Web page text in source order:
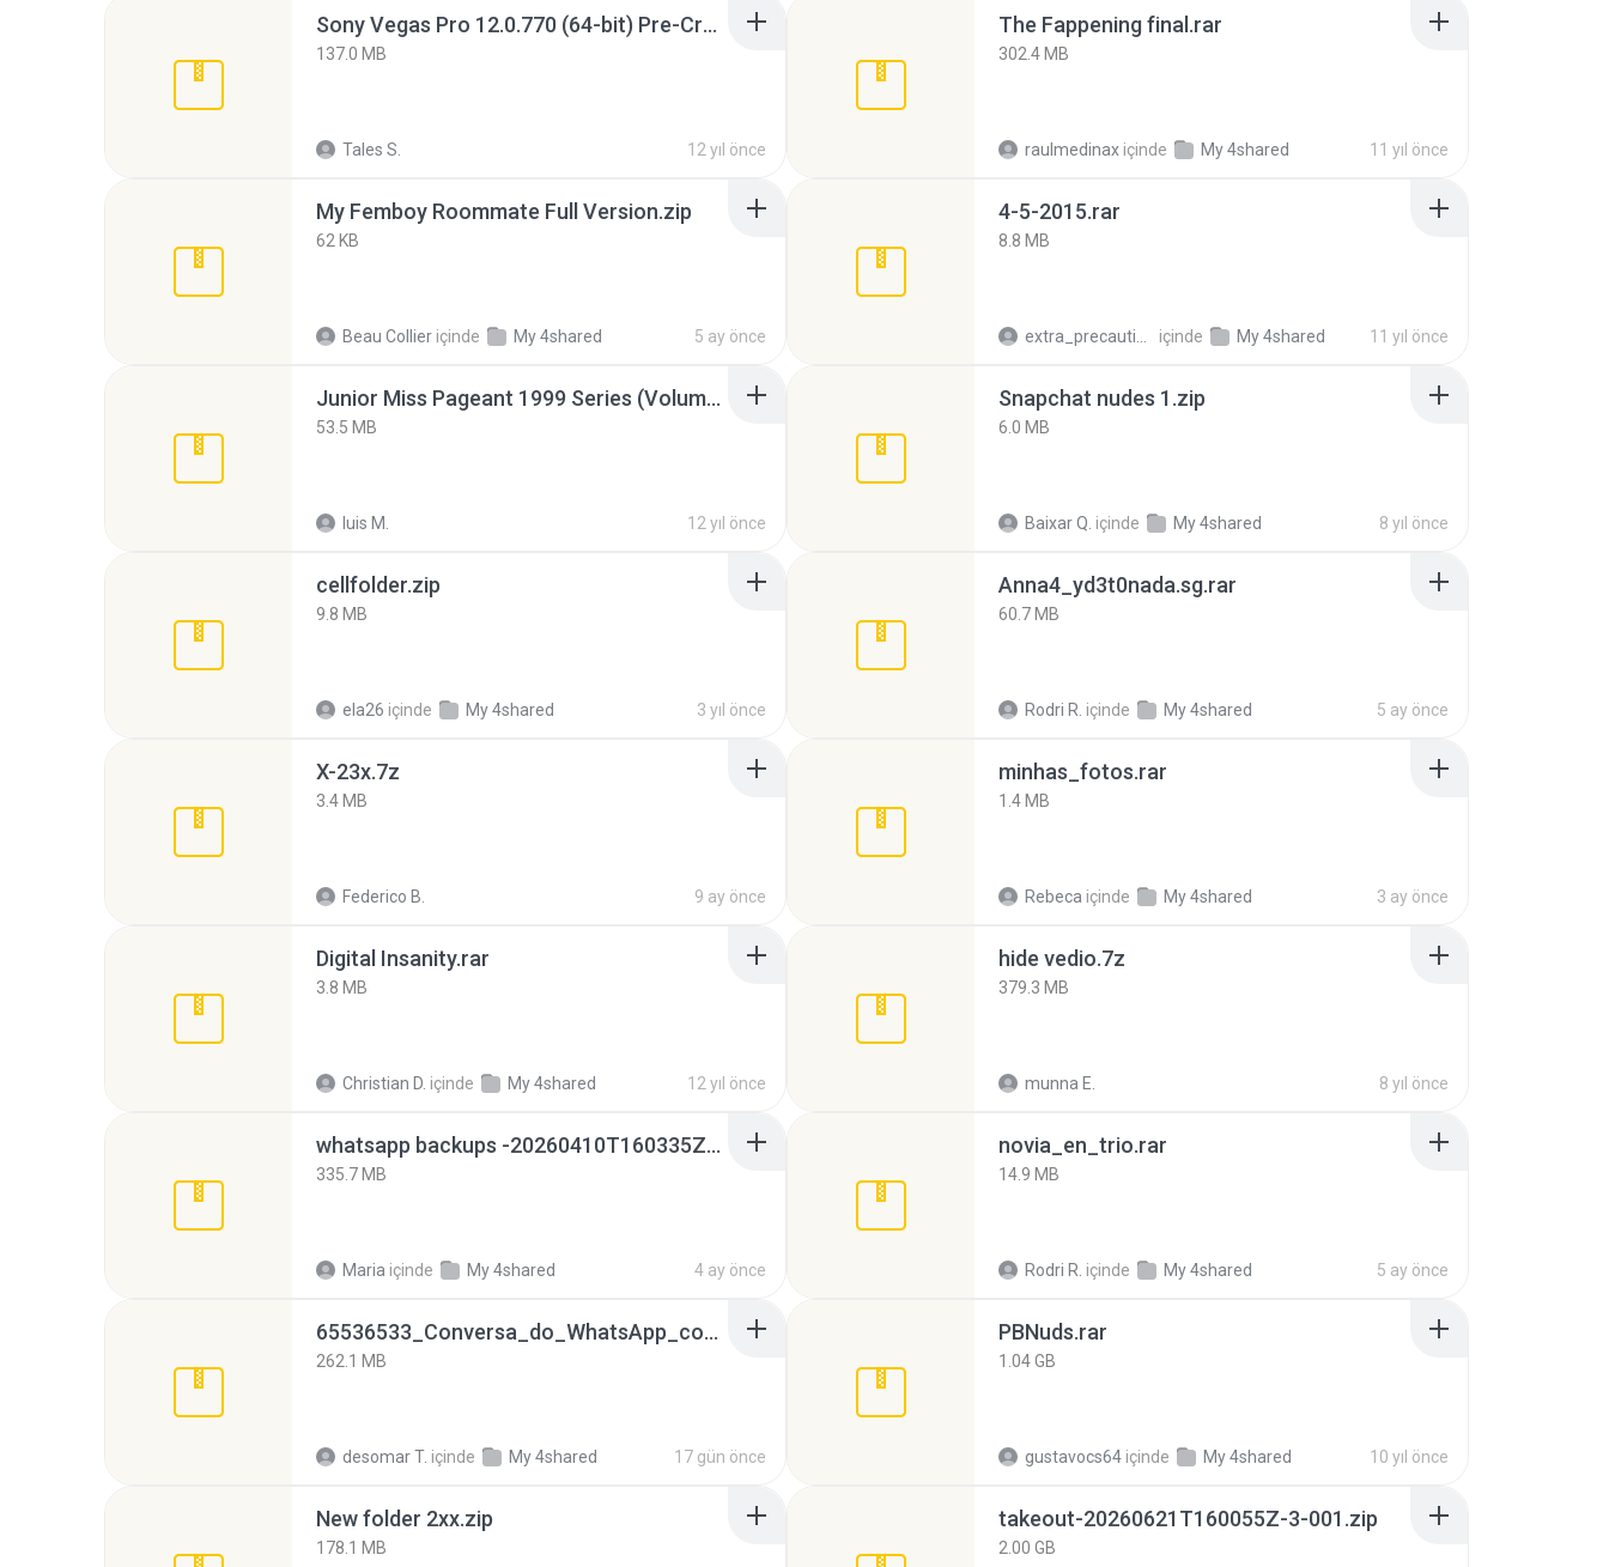
Sony Vegas Pro 12.0.770 (64-bit) Pre-Cracked.zip
137.0 MB
Tales S. 12 yıl önce
The Fappening final.rar
302.4 MB
raulmedinax içinde My 4shared 11 yıl önce
My Femboy Roommate Full Version.zip
62 KB
Beau Collier içinde My 4shared 5 ay önce
4-5-2015.rar
8.8 MB
içinde My 4shared 11 yıl önce
Junior Miss Pageant 1999 Series (Volume I Part I NC 6).7z
53.5 MB
luis M. 12 yıl önce
Snapchat nudes 1.zip
6.0 MB
Baixar Q. içinde My 4shared 8 yıl önce
cellfolder.zip
9.8 MB
ela26 içinde My 4shared 3 yıl önce
Anna4_yd3t0nada.sg.rar
60.7 MB
Rodri R. içinde My 4shared 5 ay önce
X-23x.7z
3.4 MB
Federico B. 9 ay önce
minhas_fotos.rar
1.4 MB
Rebeca içinde My 4shared 3 ay önce
Digital Insanity.rar
3.8 MB
Christian D. içinde My 4shared 12 yıl önce
hide vedio.7z
379.3 MB
munna E. 8 yıl önce
whatsapp backups -20260410T160335Z-3-001.zip
335.7 MB
Maria içinde My 4shared 4 ay önce
novia_en_trio.rar
14.9 MB
Rodri R. içinde My 4shared 5 ay önce
65536533_Conversa_do_WhatsApp_com_Meu_Esposo.zip
262.1 MB
desomar T. içinde My 4shared 17 gün önce
PBNuds.rar
1.04 GB
gustavocs64 içinde My 4shared 10 yıl önce
New folder 2xx.zip
178.1 MB
takeout-20260621T160055Z-3-001.zip
2.00 GB